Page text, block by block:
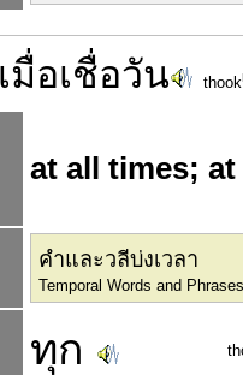
มื่อเชื่อวัน thook
at all times;
คำและวลีบ่งเวลา
Temporal Words and Phrases
ทุก